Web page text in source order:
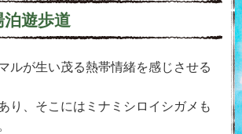
泊遊歩道
ルが生い茂る熱帯情緒を感じさせる
り、そこにはミナミシロイシガメも